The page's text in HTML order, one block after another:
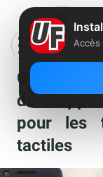
Google
pour les
tactiles